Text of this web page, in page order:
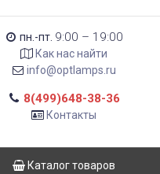
пн.-пт. 9:00 – 19:00
Как нас найти
info@optlamps.ru
8(499)648-38-36
Контакты
Каталог товаров